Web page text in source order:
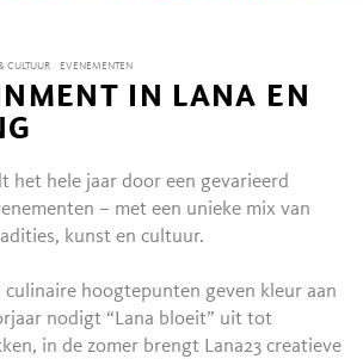
CULTUUR EVENEMENTEN
IN LANA EN
het hele jaar door een gevarieerd
– met een unieke mix van
kunst en cultuur.
culinaire hoogtepunten geven kleur aan
nodigt “Lana bloeit” uit tot
in de zomer brengt Lana23 creatieve